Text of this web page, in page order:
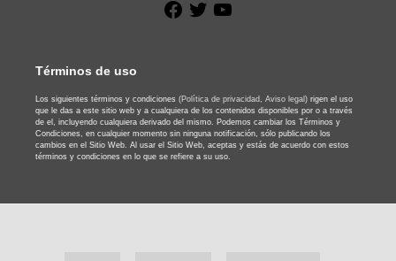
Facebook
Twitter
Términos de uso
Los siguientes términos y condiciones (Política de privacidad, Aviso legal) rigen el uso
que le das a este sitio web y a cualquiera de los contenidos disponibles por o a través
de el, incluyendo cualquiera derivado del mismo. Podemos cambiar los Términos y
Condiciones, en cualquier momento sin ninguna notificación, sólo publicando los
cambios en el Sitio Web. Al usar el Sitio Web, aceptas y estás de acuerdo con estos
términos y condiciones en lo que se refiere a su uso.